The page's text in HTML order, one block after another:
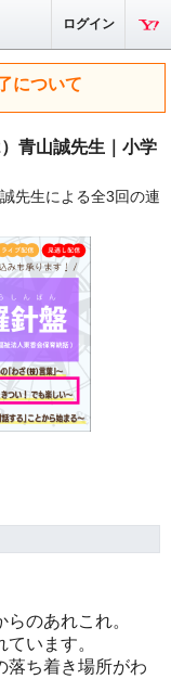
ログイン
について
青山誠先生｜小学
先生による全3回の連
のあれこれ。
います。
落ち着き場所がわ